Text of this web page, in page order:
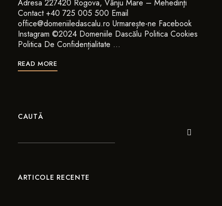
Adresa 227420 Rogova, Vânju Mare – Mehedinţi
Contact +40 725 005 500 Email
office@domeniiledascalu.ro Urmarește-ne Facebook
Instagram ©2024 Domeniile Dascălu Politica Cookies
Politica De Confidențialitate …
READ MORE
CAUTĂ
ARTICOLE RECENTE